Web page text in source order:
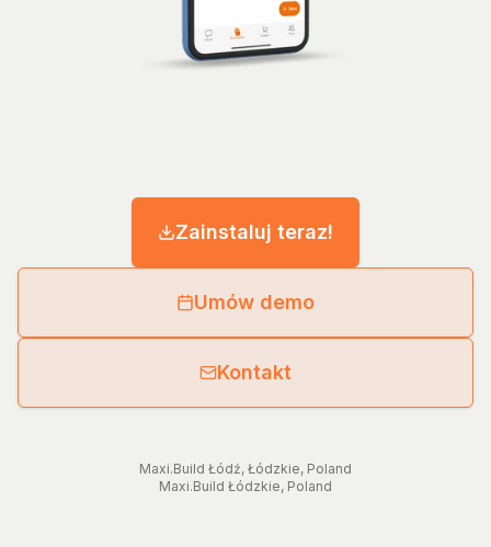
Zainstaluj teraz!
Umów demo
Kontakt
Maxi.Build Łódź, Łódzkie, Poland
Maxi.Build Łódzkie, Poland